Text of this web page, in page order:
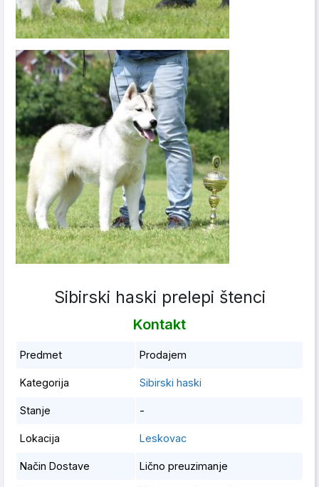
Sibirski haski prelepi štenci
Kontakt
Predmet Prodajem
Kategorija Sibirski haski
Stanje -
Lokacija Leskovac
Način Dostave Lično preuzimanje